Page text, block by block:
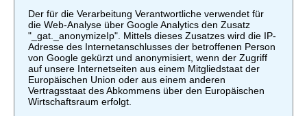
Der für die Verarbeitung Verantwortliche verwendet für
die Web-Analyse über Google Analytics den Zusatz
"_gat._anonymizeIp". Mittels dieses Zusatzes wird die IP-
Adresse des Internetanschlusses der betroffenen Person
von Google gekürzt und anonymisiert, wenn der Zugriff
auf unsere Internetseiten aus einem Mitgliedstaat der
Europäischen Union oder aus einem anderen
Vertragsstaat des Abkommens über den Europäischen
Wirtschaftsraum erfolgt.